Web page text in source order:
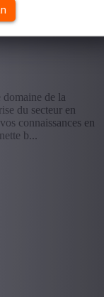
de la
du secteur en
connaissances en
b...